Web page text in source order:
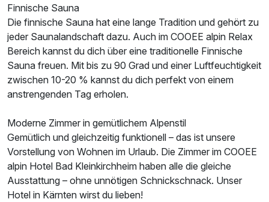
Finnische Sauna
Die finnische Sauna hat eine lange Tradition und gehört zu
jeder Saunalandschaft dazu. Auch im COOEE alpin Relax
Bereich kannst du dich über eine traditionelle Finnische
Sauna freuen. Mit bis zu 90 Grad und einer Luftfeuchtigkeit
zwischen 10-20 % kannst du dich perfekt von einem
anstrengenden Tag erholen.
Moderne Zimmer in gemütlichem Alpenstil
Gemütlich und gleichzeitig funktionell – das ist unsere
Vorstellung von Wohnen im Urlaub. Die Zimmer im COOEE
alpin Hotel Bad Kleinkirchheim haben alle die gleiche
Ausstattung – ohne unnötigen Schnickschnack. Unser
Hotel in Kärnten wirst du lieben!